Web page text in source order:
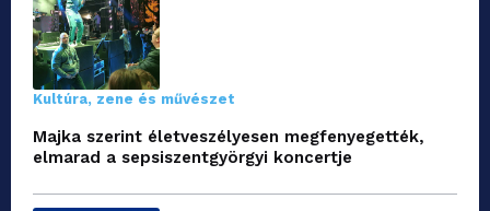
Kultúra, zene és művészet
Majka szerint életveszélyesen megfenyegették,
elmarad a sepsiszentgyörgyi koncertje